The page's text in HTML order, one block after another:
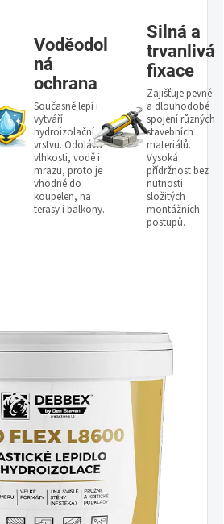
Voděodol
ná
ochrana
Současně lepí i
vytváří
hydroizolační
vrstvu. Odolává
vlhkosti, vodě i
mrazu, proto je
vhodné do
koupelen, na
terasy i balkony.
Silná a
trvanlivá
fixace
Zajišťuje pevné
a dlouhodobé
spojení různých
stavebních
materiálů.
Vysoká
přídržnost bez
nutnosti
složitých
montážních
postupů.